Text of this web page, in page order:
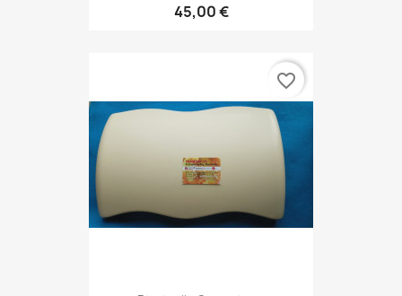
45,00 €
favorite_border